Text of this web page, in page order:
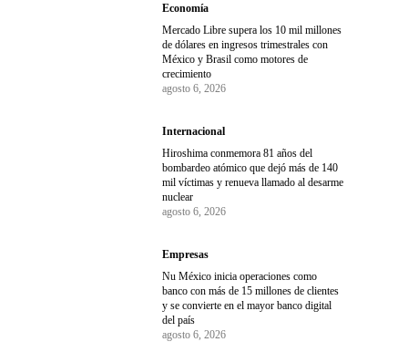
Economía
Mercado Libre supera los 10 mil millones
de dólares en ingresos trimestrales con
México y Brasil como motores de
crecimiento
agosto 6, 2026
Internacional
Hiroshima conmemora 81 años del
bombardeo atómico que dejó más de 140
mil víctimas y renueva llamado al desarme
nuclear
agosto 6, 2026
Empresas
Nu México inicia operaciones como
banco con más de 15 millones de clientes
y se convierte en el mayor banco digital
del país
agosto 6, 2026